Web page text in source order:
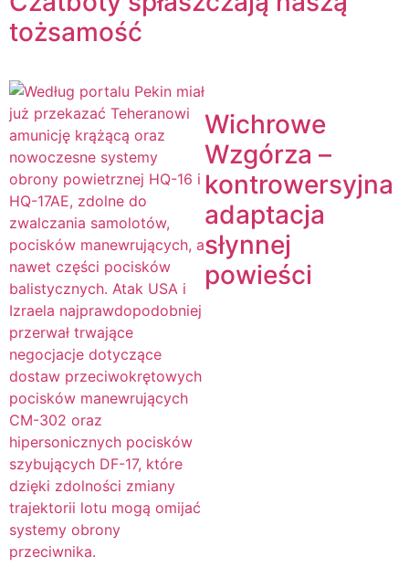
tożsamość
Wichrowe
Wzgórza –
kontrowersyjna
adaptacja
słynnej
powieści